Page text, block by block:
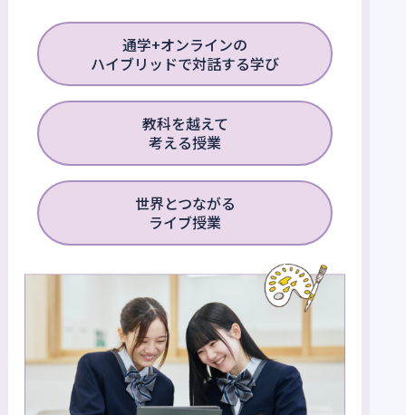
通学+オンラインの
ハイブリッドで対話する学び
教科を越えて
考える授業
世界とつながる
ライブ授業